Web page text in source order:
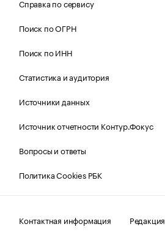
Справка по сервису
Поиск по ОГРН
Поиск по ИНН
Статистика и аудитория
Источники данных
Источник отчетности Контур.Фокус
Вопросы и ответы
Политика Cookies РБК
Контактная информация Редакция